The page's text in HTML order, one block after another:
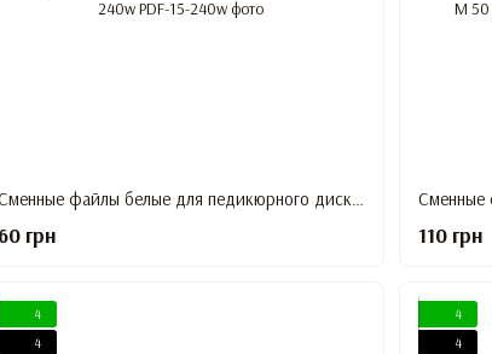
Сменные файлы белые для педикюрного диска 240 грит STALEKS PRO PODODISC S 50 шт PDF-15-240w
60 грн 110 грн
4
4
4
4